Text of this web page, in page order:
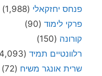
פנחס יחזקאלי (1,988)
פרקי לימוד (90)
קורונה (150)
רלוונטיים תמיד (4,093)
שרית אונגר משיח (72)